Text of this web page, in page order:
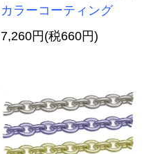
カラーコーティング
7,260円(税660円)